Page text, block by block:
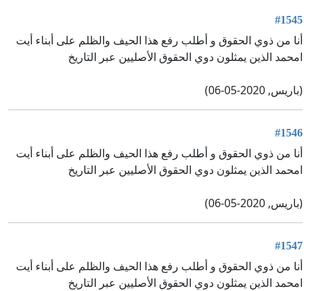
#1545
أنا من ذوي الحقوق و أطلب رفع هذا الحيف والظلم على أبناء أيت
امحمد الذين يمثلون دوي الحقوق الأصليين عبر التاريخ
(باريس, 2020-05-06)
#1546
أنا من ذوي الحقوق و أطلب رفع هذا الحيف والظلم على أبناء أيت
امحمد الذين يمثلون دوي الحقوق الأصليين عبر التاريخ
(باريس, 2020-05-06)
#1547
أنا من ذوي الحقوق و أطلب رفع هذا الحيف والظلم على أبناء أيت
امحمد الذين يمثلون دوي الحقوق الأصليين عبر التاريخ